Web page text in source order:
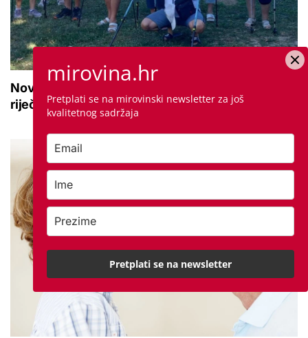
Novi projekt za aktivne seniore: 'Osmijeh, topla
riječ i stvaranje novih uspomena'
mirovina.hr
Pretplati se na mirovinski newsletter za još
kvalitetnog sadržaja
Pretplati se na newsletter